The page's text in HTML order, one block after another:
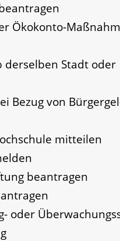
Ökokonto-
derselben Stadt oder
Bezug von
mitteilen
beantragen
oder